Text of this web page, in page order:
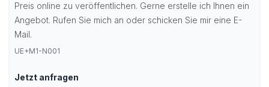
Preis online zu veröffentlichen. Gerne erstelle ich Ihnen ein
Angebot. Rufen Sie mich an oder schicken Sie mir eine E-
Mail.
UE+M1-N001
Jetzt anfragen